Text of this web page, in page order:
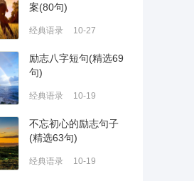
案(80句)
经典语录 10-27
励志八字短句(精选69
句)
经典语录 10-19
不忘初心的励志句子
(精选63句)
经典语录 10-19